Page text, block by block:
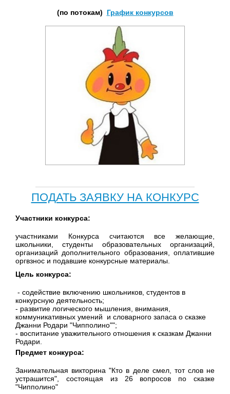
(по потокам) График конкурсов
ПОДАТЬ ЗАЯВКУ НА КОНКУРС
Участники конкурса:
участниками Конкурса считаются все желающие,
школьники, студенты образовательных организаций,
организаций дополнительного образования, оплатившие
оргвзнос и подавшие конкурсные материалы.
Цель конкурса:
- содействие включению школьников, студентов в
конкурсную деятельность;
- развитие логического мышления, внимания,
коммуникативных умений и словарного запаса о сказке
Джанни Родари "Чипполино"";
- воспитание уважительного отношения к сказкам Джанни
Родари.
Предмет конкурса:
Занимательная викторина "Кто в деле смел, тот слов не
устрашится", состоящая из 26 вопросов по сказке
"Чипполино"